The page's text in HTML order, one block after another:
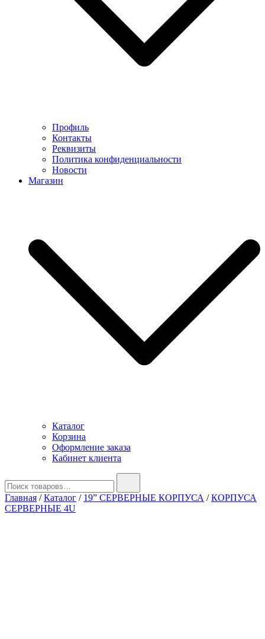
Профиль
Контакты
Реквизиты
Политика конфиденциальности
Новости
Магазин
Каталог
Корзина
Оформление заказа
Кабинет клиента
Главная /Каталог / 19” СЕРВЕРНЫЕ КОРПУСА /КОРПУСА
СЕРВЕРНЫЕ 4U